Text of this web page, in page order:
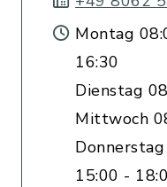
Montag
16:30
Dienstag
Mittwoch
15:00 -